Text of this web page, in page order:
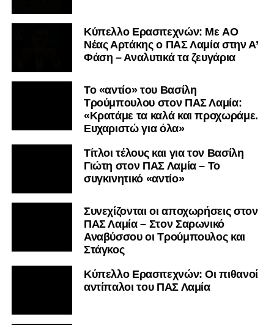
Kύπελλο Ερασιτεχνών: Με AO
Nέας Αρτάκης ο ΠΑΣ Λαμία στην Α’
Φάση – Αναλυτικά τα ζευγάρια
Το «αντίο» του Βασίλη
Τρούμπουλου στον ΠΑΣ Λαμία:
«Κρατάμε τα καλά και προχωράμε.
Ευχαριστώ για όλα»
Τίτλοι τέλους και για τον Βασίλη
Γιώτη στον ΠΑΣ Λαμία – Το
συγκινητικό «αντίο»
Συνεχίζονται οι αποχωρήσεις στον
ΠΑΣ Λαμία – Στον Σαρωνικό
Αναβύσσου οι Τρούμπουλος και
Στάγκος
Κύπελλο Ερασιτεχνών: Οι πιθανοί
αντίπαλοι του ΠΑΣ Λαμία